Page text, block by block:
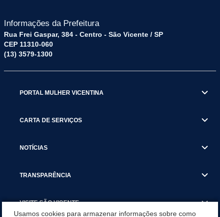
Informações da Prefeitura
Rua Frei Gaspar, 384 - Centro - São Vicente / SP
CEP 11310-060
(13) 3579-1300
PORTAL MULHER VICENTINA
CARTA DE SERVIÇOS
NOTÍCIAS
TRANSPARÊNCIA
VISITE SÃO VICENTE
Usamos cookies para armazenar informações sobre como